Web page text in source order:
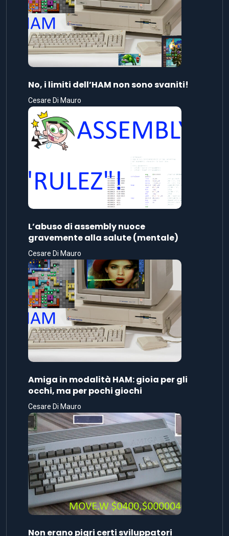
No, i limiti dell’HAM non sono svaniti!
Cesare Di Mauro
L’abuso di assembly nuoce
gravemente alla salute (mentale)
Cesare Di Mauro
Amiga in modalità HAM: gioia per gli
occhi, ma per pochi giochi
Cesare Di Mauro
Non erano pigri certi sviluppatori